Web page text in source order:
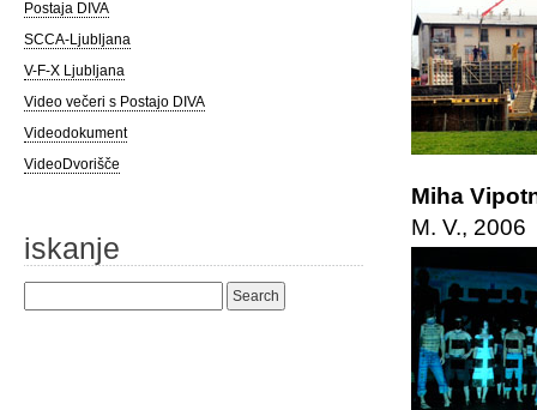
Miha
M. V., 2006
Postaja DIVA
SCCA-Ljubljana
V-F-X Ljubljana
Video večeri s Postajo DIVA
Videodokument
VideoDvorišče
iskanje
for: